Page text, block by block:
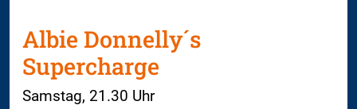
Albie Donnelly´s
Supercharge
Samstag, 21.30 Uhr